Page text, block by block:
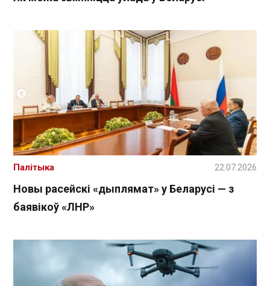
Новы расейскі «дыплямат» у Беларусі — з
баявікоў «ЛНР»
Палітыка 22.07.2026